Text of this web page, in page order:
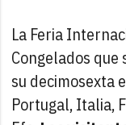
La Feria
Congelados que
su decimosexta
Portugal, Italia,